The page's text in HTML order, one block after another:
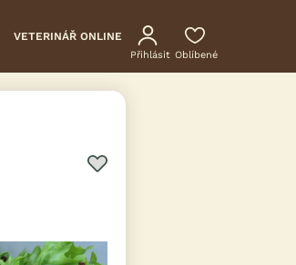
VETERINÁŘ ONLINE
Přihlásit Oblíbené